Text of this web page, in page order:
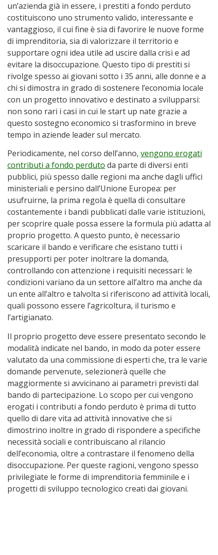
un’azienda già in essere, i prestiti a fondo perduto
costituiscono uno strumento valido, interessante e
vantaggioso, il cui fine è sia di favorire le nuove forme
di imprenditoria, sia di valorizzare il territorio e
supportare ogni idea utile ad uscire dalla crisi e ad
evitare la disoccupazione. Questo tipo di prestiti si
rivolge spesso ai giovani sotto i 35 anni, alle donne e a
chi si dimostra in grado di sostenere l’economia locale
con un progetto innovativo e destinato a svilupparsi:
non sono rari i casi in cui le start up nate grazie a
questo sostegno economico si trasformino in breve
tempo in aziende leader sul mercato.
Periodicamente, nel corso dell’anno, vengono erogati
contributi a fondo perduto da parte di diversi enti
pubblici, più spesso dalle regioni ma anche dagli uffici
ministeriali e persino dall’Unione Europea: per
usufruirne, la prima regola è quella di consultare
costantemente i bandi pubblicati dalle varie istituzioni,
per scoprire quale possa essere la formula più adatta al
proprio progetto. A questo punto, è necessario
scaricare il bando e verificare che esistano tutti i
presupporti per poter inoltrare la domanda,
controllando con attenzione i requisiti necessari: le
condizioni variano da un settore all’altro ma anche da
un ente all’altro e talvolta si riferiscono ad attività locali,
quali possono essere l’agricoltura, il turismo e
l’artigianato.
Il proprio progetto deve essere presentato secondo le
modalità indicate nel bando, in modo da poter essere
valutato da una commissione di esperti che, tra le varie
domande pervenute, selezionerà quelle che
maggiormente si avvicinano ai parametri previsti dal
bando di partecipazione. Lo scopo per cui vengono
erogati i contributi a fondo perduto è prima di tutto
quello di dare vita ad attività innovative che si
dimostrino inoltre in grado di rispondere a specifiche
necessità sociali e contribuiscano al rilancio
dell’economia, oltre a contrastare il fenomeno della
disoccupazione. Per queste ragioni, vengono spesso
privilegiate le forme di imprenditoria femminile e i
progetti di sviluppo tecnologico creati dai giovani.